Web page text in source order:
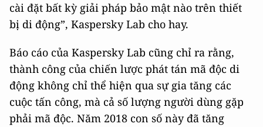
cài đặt bất kỳ giải pháp bảo mật nào trên thiết
bị di động”, Kaspersky Lab cho hay.
Báo cáo của Kaspersky Lab cũng chỉ ra rằng,
thành công của chiến lược phát tán mã độc di
động không chỉ thể hiện qua sự gia tăng các
cuộc tấn công, mà cả số lượng người dùng gặp
phải mã độc. Năm 2018 con số này đã tăng